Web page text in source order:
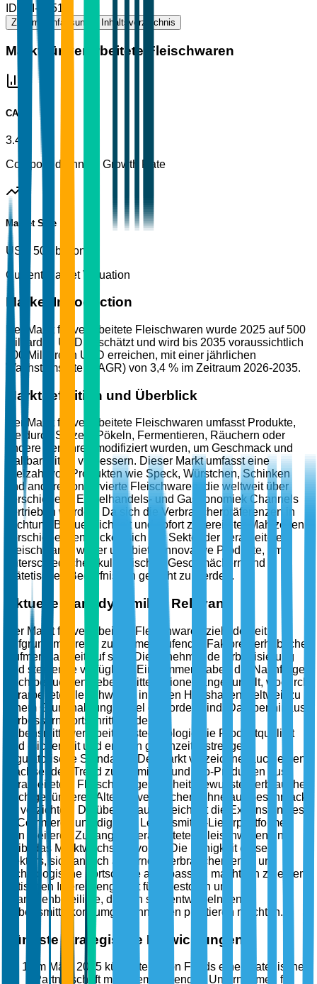
ID TBI-17514
Zusammenfassung Inhaltsverzeichnis
Markt für verarbeitete Fleischwaren
CAGR
3.4%
Compound Annual Growth Rate
Market Size
USD 500 billion
Current Market Valuation
Market Introduction
Der Markt für verarbeitete Fleischwaren wurde 2025 auf 500
Milliarden USD geschätzt und wird bis 2035 voraussichtlich
700 Milliarden USD erreichen, mit einer jährlichen
Wachstumsrate (CAGR) von 3,4 % im Zeitraum 2026-2035.
Marktdefinition und Überblick
Der Markt für verarbeitete Fleischwaren umfasst Produkte,
die durch Salzen, Pökeln, Fermentieren, Räuchern oder
andere Verfahren modifiziert wurden, um Geschmack und
Haltbarkeit zu verbessern. Dieser Markt umfasst eine
Vielzahl von Produkten wie Speck, Würstchen, Schinken
und andere konservierte Fleischwaren, die weltweit über
verschiedene Einzelhandels- und Gastronomiek Channels
vertrieben werden. Da sich die Verbraucherpräferenzen in
Richtung Bequemlichkeit und sofort zubereiteter Mahlzeiten
verschieben, entwickelt sich der Sektor der verarbeiteten
Fleischwaren weiter und bietet innovative Produkte, um
unterschiedlichen kulinarischen Geschmäckern und
diätetischen Bedürfnissen gerecht zu werden.
Aktuelle Marktdynamik & Relevanz
Der Markt für verarbeitete Fleischwaren zieht derzeit
aufgrund mehrerer zusammenlaufender Faktoren erhebliche
Aufmerksamkeit auf sich. Die zunehmende Urbanisierung
und steigende verfügbare Einkommen haben die Nachfrage
nach bequemen Lebensmitteloptionen angekurbelt, wodurch
verarbeitete Fleischwaren in vielen Haushalten weltweit zu
einem Grundnahrungsmittel geworden sind. Darüber hinaus
verbessern Fortschritte in der
Lebensmittelverarbeitungstechnologie die Produktqualität
und -sicherheit und erfüllen gleichzeitig strenge
regulatorische Standards. Der Markt verzeichnet auch einen
wachsenden Trend zu Premium- und Bio-Produkten aus
verarbeitetem Fleisch, da gesundheitsbewusste Verbraucher
nach gesünderen Alternativen suchen, ohne auf Geschmack
zu verzichten. Darüber hinaus erleichtert die Expansion des
E-Commerce und digitaler Lebensmittel-Lieferplattformen
den breiteren Zugang zu verarbeiteten Fleischwaren und
treibt das Marktwachstum voran. Die Fähigkeit dieses
Sektors, sich an sich ändernde Verbrauchertrends und
technologische Fortschritte anzupassen, macht ihn zu einem
kritischen Interessengebiet für Investoren und
Branchenbeteiligte, die von sich entwickelnden
Lebensmittelkonsumgewohnheiten profitieren möchten.
Jüngste strategische Entwicklungen
Im März 2025 kündigte Tyson Foods eine strategische
Partnerschaft mit einem führenden Unternehmen für